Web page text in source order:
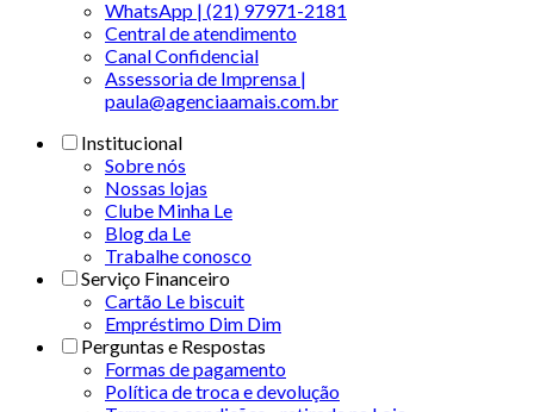
WhatsApp | (21) 97971-2181
Central de atendimento
Canal Confidencial
Assessoria de Imprensa |
paula@agenciaamais.com.br
Institucional
Sobre nós
Nossas lojas
Clube Minha Le
Blog da Le
Trabalhe conosco
Serviço Financeiro
Cartão Le biscuit
Empréstimo Dim Dim
Perguntas e Respostas
Formas de pagamento
Política de troca e devolução